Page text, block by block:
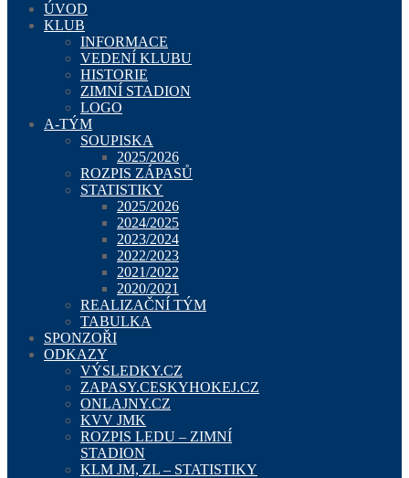
ÚVOD
KLUB
INFORMACE
VEDENÍ KLUBU
HISTORIE
ZIMNÍ STADION
LOGO
A-TÝM
SOUPISKA
2025/2026
ROZPIS ZÁPASŮ
STATISTIKY
2025/2026
2024/2025
2023/2024
2022/2023
2021/2022
2020/2021
REALIZAČNÍ TÝM
TABULKA
SPONZOŘI
ODKAZY
VÝSLEDKY.CZ
ZAPASY.CESKYHOKEJ.CZ
ONLAJNY.CZ
KVV JMK
ROZPIS LEDU – ZIMNÍ
STADION
KLM JM, ZL – STATISTIKY